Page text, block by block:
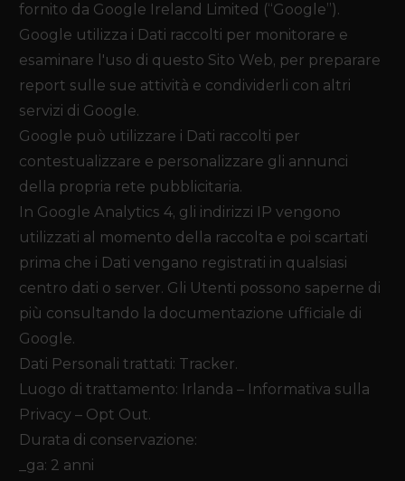
fornito da Google Ireland Limited (“Google”).
Google utilizza i Dati raccolti per monitorare e
esaminare l'uso di questo Sito Web, per preparare
report sulle sue attività e condividerli con altri
servizi di Google.
Google può utilizzare i Dati raccolti per
contestualizzare e personalizzare gli annunci
della propria rete pubblicitaria.
In Google Analytics 4, gli indirizzi IP vengono
utilizzati al momento della raccolta e poi scartati
prima che i Dati vengano registrati in qualsiasi
centro dati o server. Gli Utenti possono saperne di
più consultando la documentazione ufficiale di
Google.
Dati Personali trattati: Tracker.
Luogo di trattamento: Irlanda – Informativa sulla
Privacy – Opt Out.
Durata di conservazione:
_ga: 2 anni